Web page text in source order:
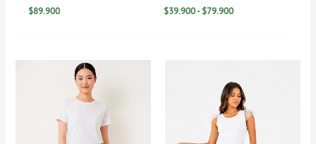
$89.900 $39.900- $79.900
precios:
desde
$0
hasta
$129.900